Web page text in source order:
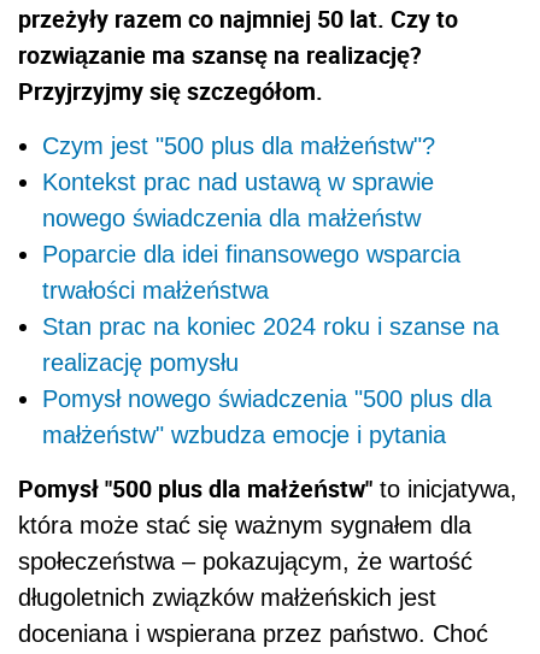
przeżyły razem co najmniej 50 lat. Czy to
rozwiązanie ma szansę na realizację?
Przyjrzyjmy się szczegółom.
Czym jest "500 plus dla małżeństw"?
Kontekst prac nad ustawą w sprawie
nowego świadczenia dla małżeństw
Poparcie dla idei finansowego wsparcia
trwałości małżeństwa
Stan prac na koniec 2024 roku i szanse na
realizację pomysłu
Pomysł nowego świadczenia "500 plus dla
małżeństw" wzbudza emocje i pytania
Pomysł "500 plus dla małżeństw" to inicjatywa,
która może stać się ważnym sygnałem dla
społeczeństwa – pokazującym, że wartość
długoletnich związków małżeńskich jest
doceniana i wspierana przez państwo. Choć